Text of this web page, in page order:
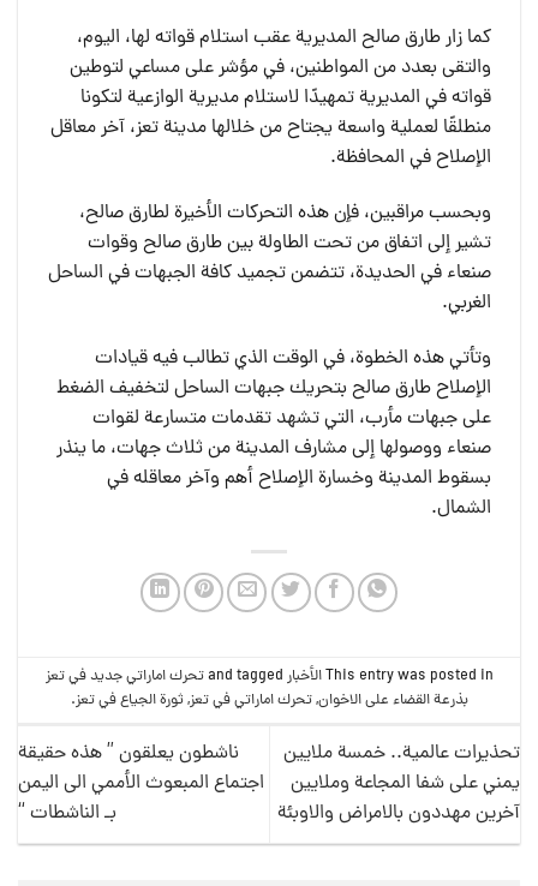
كما زار طارق صالح المديرية عقب استلام قواته لها، اليوم،
والتقى بعدد من المواطنين، في مؤشر على مساعي لتوطين
قواته في المديرية تمهيدًا لاستلام مديرية الوازعية لتكونا
منطلقًا لعملية واسعة يجتاح من خلالها مدينة تعز، آخر معاقل
الإصلاح في المحافظة.
وبحسب مراقبين، فإن هذه التحركات الأخيرة لطارق صالح،
تشير إلى اتفاق من تحت الطاولة بين طارق صالح وقوات
صنعاء في الحديدة، تتضمن تجميد كافة الجبهات في الساحل
الغربي.
وتأتي هذه الخطوة، في الوقت الذي تطالب فيه قيادات
الإصلاح طارق صالح بتحريك جبهات الساحل لتخفيف الضغط
على جبهات مأرب، التي تشهد تقدمات متسارعة لقوات
صنعاء ووصولها إلى مشارف المدينة من ثلاث جهات، ما ينذر
بسقوط المدينة وخسارة الإصلاح أهم وآخر معاقله في
الشمال.
This entry was posted inالأخبار
تحرك اماراتي جديد في تعز
بذرعة القضاء على الاخوان,تحرك اماراتي في تعز,ثورة الجياع في تعز.
تحذيرات عالمية.. خمسة ملايين
يمني على شفا المجاعة وملايين
آخرين مهددون بالامراض والاوبئة
ناشطون يعلقون ” هذه حقيقة
اجتماع المبعوث الأممي الى اليمن
بـ الناشطات “